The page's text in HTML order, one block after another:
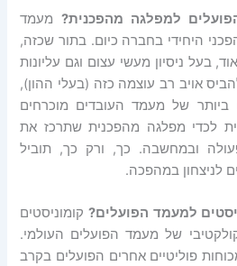
למפלגה מהפכנית? מעמד
היחידי בחברה כיום. בתור שכזה,
בעל ניסיון מעשי עצום וגם עליונות
אויב רב עוצמה כזה (בעלי ההון),
ביותר של מעמד העובדים מוכרחים
לכדי מפלגה מהפכנית שתרכז את
ובמחשבה. כך, ורק כך, תוביל
לניצחון במהפכה.
למעמד הפועלים? קומוניסטים
של מעמד הפועלים העולמי.
פוליטיים אחרים הפועלים בקרב